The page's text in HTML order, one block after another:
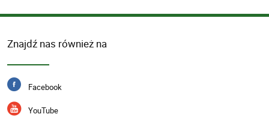
Znajdź nas również na
Facebook
YouTube